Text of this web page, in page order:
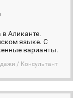
в Аликанте.
языке. С
варианты.
/ Консультант